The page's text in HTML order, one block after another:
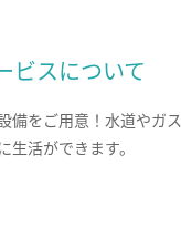
ビスについて
備をご用意！水道やガ
生活ができます。